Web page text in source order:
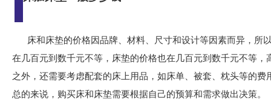
床和床垫的价格因品牌、材料、尺寸和设计等因素而异，所
在几百元到数千元不等，床垫的价格也在几百元到数千元不等
之外，还需要考虑配套的床上用品，如床单、被套、枕头等的
总的来说，购买床和床垫需要根据自己的预算和需求做出决策。